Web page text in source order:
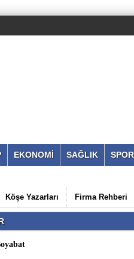
EKONOMİ SAĞLIK SPOR
Köşe Yazarları Firma Rehberi